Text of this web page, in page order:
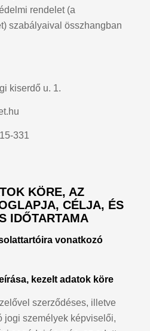
rendelet (a
szabályaival összhangban
kiserdő u. 1.
331
KÖRE, AZ
CÉLJA, ÉS
IDŐTARTAMA
vonatkozó
kezelt adatok köre
szerződéses, illetve
jogi személyek képviselői,